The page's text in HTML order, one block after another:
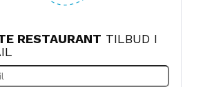
RESTAURANT TILBUD I